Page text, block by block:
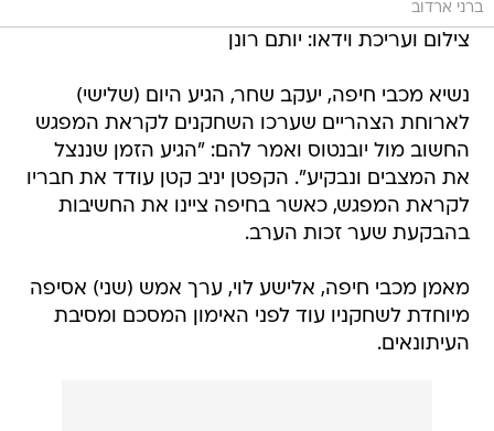
ברני ארדוב
צילום ועריכת וידאו: יותם רונן
נשיא מכבי חיפה, יעקב שחר, הגיע היום (שלישי)
לארוחת הצהריים שערכו השחקנים לקראת המפגש
החשוב מול יובנטוס ואמר להם: "הגיע הזמן שננצל
את המצבים ונבקיע". הקפטן יניב קטן עודד את חבריו
לקראת המפגש, כאשר בחיפה ציינו את החשיבות
בהבקעת שער זכות הערב.
מאמן מכבי חיפה, אלישע לוי, ערך אמש (שני) אסיפה
מיוחדת לשחקניו עוד לפני האימון המסכם ומסיבת
העיתונאים.